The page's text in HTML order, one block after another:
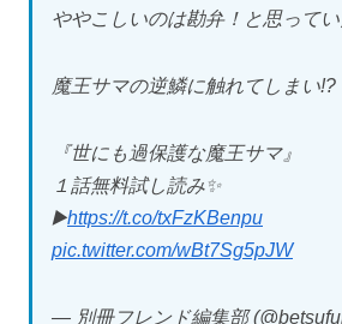
ややこしいのは勘弁！と思ってい
魔王サマの逆鱗に触れてしまい!?
『世にも過保護な魔王サマ』
１話無料試し読み✨
▶️https://t.co/txFzKBenpu
pic.twitter.com/wBt7Sg5pJW
— 別冊フレンド編集部